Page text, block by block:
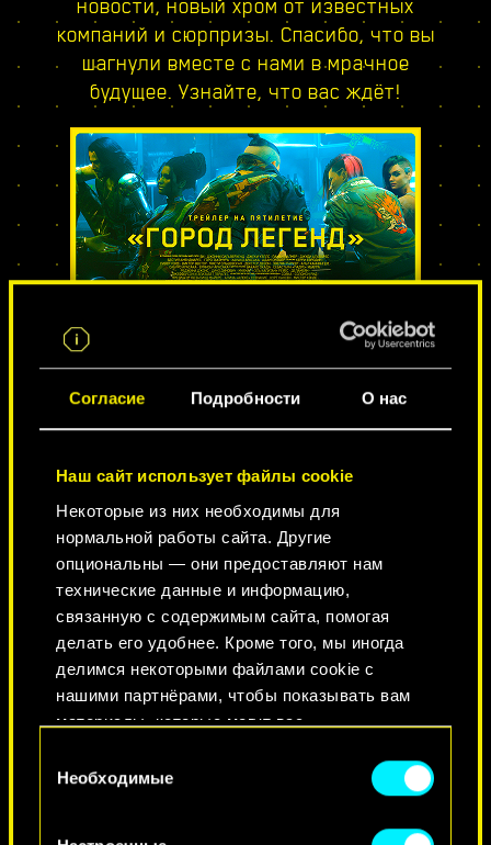
Согласие Подробности О нас
Наш сайт использует файлы cookie
Некоторые из них необходимы для
нормальной работы сайта. Другие
опциональны — они предоставляют нам
технические данные и информацию,
связанную с содержимым сайта, помогая
делать его удобнее. Кроме того, мы иногда
делимся некоторыми файлами cookie с
нашими партнёрами, чтобы показывать вам
материалы, которые могут вас
сетях. Однако все опциональные файлы
согласия
Необходимые
новости, новый хром от известных
компаний и сюрпризы. Спасибо, что вы
шагнули вместе с нами в мрачное
будущее. Узнайте, что вас ждёт!
КРАСОТА НЕ УМИРАЕТ